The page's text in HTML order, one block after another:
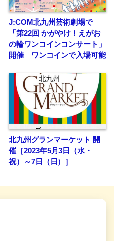
J:COM北九州芸術劇場で
「第22回 かがやけ！えがお
の輪ワンコインコンサート」
開催 ワンコインで入場可能
北九州グランマーケット 開
催［2023年5月3日（水・
祝）～7日（日）］